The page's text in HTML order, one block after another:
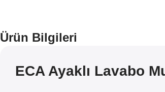
Ürün Bilgileri
ECA Ayaklı Lavabo